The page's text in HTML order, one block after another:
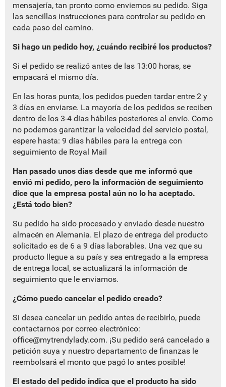
mensajería, tan pronto como enviemos su pedido. Siga
las sencillas instrucciones para controlar su pedido en
cada paso del camino.
Si hago un pedido hoy, ¿cuándo recibiré los productos?
Si el pedido se realizó antes de las 13:00 horas, se
empacará el mismo día.
En las horas punta, los pedidos pueden tardar entre 2 y
3 días en enviarse. La mayoría de los pedidos se reciben
dentro de los 3-4 días hábiles posteriores al envío. Como
no podemos garantizar la velocidad del servicio postal,
espere hasta: 9 días hábiles para la entrega con
seguimiento de Royal Mail
Han pasado unos días desde que me informó que
envió mi pedido, pero la información de seguimiento
dice que la empresa postal aún no lo ha aceptado.
¿Está todo bien?
Su pedido ha sido procesado y enviado desde nuestro
almacén en Alemania. El plazo de entrega del producto
solicitado es de 6 a 9 días laborables. Una vez que su
producto llegue a su país y sea entregado a la empresa
de entrega local, se actualizará la información de
seguimiento que le enviamos.
¿Cómo puedo cancelar el pedido creado?
Si desea cancelar un pedido antes de recibirlo, puede
contactarnos por correo electrónico:
office@mytrendylady.com. ¡Su pedido será cancelado a
petición suya y nuestro departamento de finanzas le
reembolsará el monto que pagó lo antes posible!
El estado del pedido indica que el producto ha sido